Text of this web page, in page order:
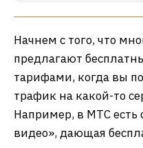
Начнем с того, что
предлагают
тарифами, когда вы
трафик на какой-то
Например, в МТС
видео», дающая